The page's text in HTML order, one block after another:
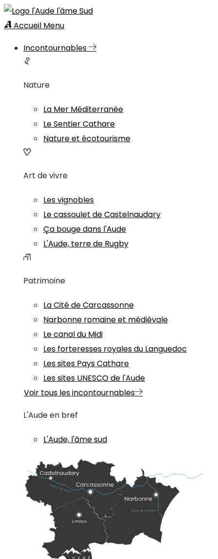
Accueil Menu
Incontournables
Nature
La Mer Méditerranée
Le Sentier Cathare
Nature et écotourisme
Art de vivre
Les vignobles
Le cassoulet de Castelnaudary
Ça bouge dans l'Aude
L'Aude, terre de Rugby
Patrimoine
La Cité de Carcassonne
Narbonne romaine et médiévale
Le canal du Midi
Les forteresses royales du Languedoc
Les sites Pays Cathare
Les sites UNESCO de l'Aude
Voir tous les incontournables
L'Aude en bref
L'Aude, l'âme sud